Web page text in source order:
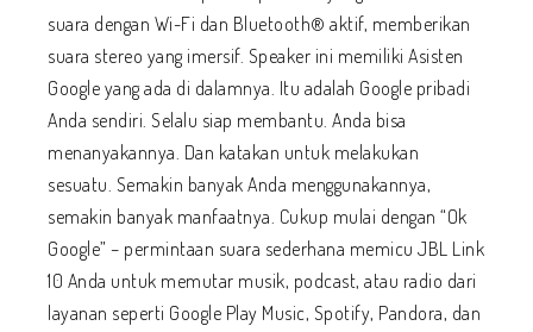
suara dengan Wi-Fi dan Bluetooth® aktif, memberikan
suara stereo yang imersif. Speaker ini memiliki Asisten
Google yang ada di dalamnya. Itu adalah Google pribadi
Anda sendiri. Selalu siap membantu. Anda bisa
menanyakannya. Dan katakan untuk melakukan
sesuatu. Semakin banyak Anda menggunakannya,
semakin banyak manfaatnya. Cukup mulai dengan “Ok
Google” – permintaan suara sederhana memicu JBL Link
10 Anda untuk memutar musik, podcast, atau radio dari
layanan seperti Google Play Music, Spotify, Pandora, dan